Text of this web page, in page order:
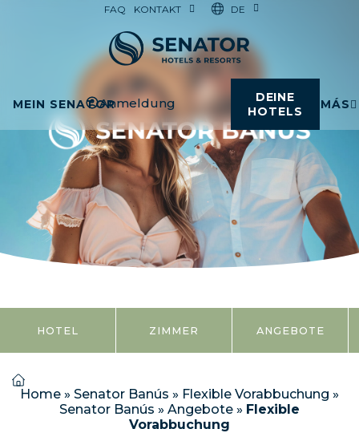
FAQ KONTAKT DE
MEIN SENATORAnmeldung
DEINE
HOTELS
MÁS
HOTEL ZIMMER ANGEBOTE
Home » Senator Banús » Flexible Vorabbuchung »
Senator Banús » Angebote » Flexible
Vorabbuchung